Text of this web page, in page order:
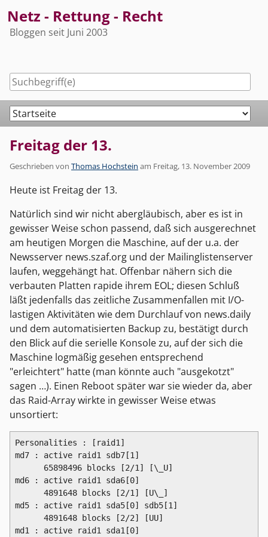
to
content
Netz - Rettung - Recht
Bloggen seit Juni 2003
Navigation
Freitag der 13.
Geschrieben von Thomas Hochstein am Freitag, 13. November 2009
Heute ist Freitag der 13.
Natürlich sind wir nicht abergläubisch, aber es ist in
gewisser Weise schon passend, daß sich ausgerechnet
am heutigen Morgen die Maschine, auf der u.a. der
Newsserver news.szaf.org und der Mailinglistenserver
laufen, weggehängt hat. Offenbar nähern sich die
verbauten Platten rapide ihrem EOL; diesen Schluß
läßt jedenfalls das zeitliche Zusammenfallen mit I/O-
lastigen Aktivitäten wie dem Durchlauf von news.daily
und dem automatisierten Backup zu, bestätigt durch
den Blick auf die serielle Konsole zu, auf der sich die
Maschine logmäßig gesehen entsprechend
"erleichtert" hatte (man könnte auch "ausgekotzt"
sagen …). Einen Reboot später war sie wieder da, aber
das Raid-Array wirkte in gewisser Weise etwas
unsortiert:
Personalities : [raid1]
md7 : active raid1 sdb7[1]
65898496 blocks [2/1] [\_U]
md6 : active raid1 sda6[0]
4891648 blocks [2/1] [U\_]
md5 : active raid1 sda5[0] sdb5[1]
4891648 blocks [2/2] [UU]
md1 : active raid1 sda1[0]